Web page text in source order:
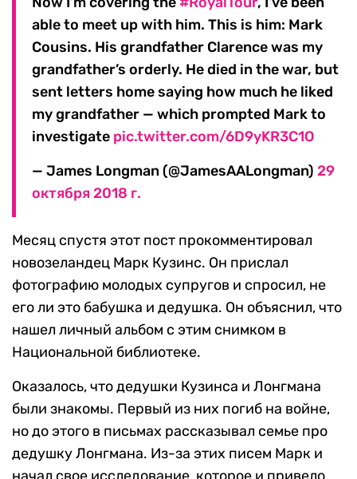
able to meet up with him. This is him: Mark
Cousins. His grandfather Clarence was my
grandfather’s orderly. He died in the war, but
sent letters home saying how much he liked
my grandfather — which prompted Mark to
investigate pic.twitter.com/6D9yKR3C1O
— James Longman (@JamesAALongman) 29
октября 2018 г.
Месяц спустя этот пост прокомментировал
новозеландец Марк Кузинс. Он прислал
фотографию молодых супругов и спросил, не
его ли это бабушка и дедушка. Он объяснил, что
нашел личный альбом с этим снимком в
Национальной библиотеке.
Оказалось, что дедушки Кузинса и Лонгмана
были знакомы. Первый из них погиб на войне,
но до этого в письмах рассказывал семье про
дедушку Лонгмана. Из-за этих писем Марк и